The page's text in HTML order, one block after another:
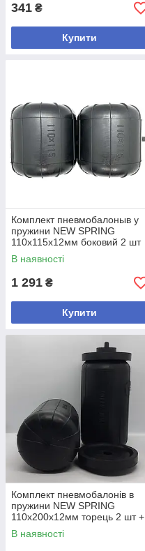
341 ₴
Купити
Комплект пневмобалоныв у
пружини NEW SPRING
110х115х12мм боковий 2 шт
Код/Артикул
482.110.115.12.2.B
В наявності
1 291 ₴
Купити
Комплект пневмобалонів в
пружини NEW SPRING
110х200х12мм торець 2 шт +
2 проставки Код/Артикул
482.110.200.12.4.Т
В наявності